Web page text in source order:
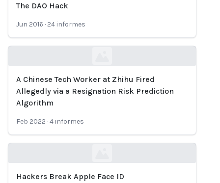
The DAO Hack
Jun 2016 · 24 informes
Loading...
A Chinese Tech Worker at Zhihu Fired
Allegedly via a Resignation Risk Prediction
Algorithm
Feb 2022 ·4 informes
Hackers Break Apple Face ID